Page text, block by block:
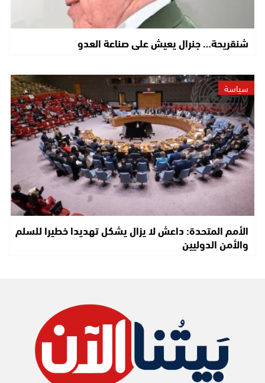
شنقريحة… جنرال يعيش على صناعة العدو
سياسة
الأمم المتحدة: داعش لا يزال يشكل تهديدا خطيرا للسلم
والأمن الدوليين